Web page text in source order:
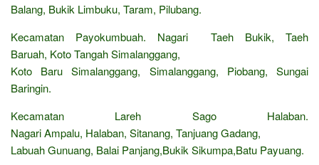
Balang, Bukik Limbuku, Taram, Pilubang.
Kecamatan Payokumbuah. Nagari Taeh Bukik, Taeh
Baruah, Koto Tangah Simalanggang,
Koto Baru Simalanggang, Simalanggang, Piobang, Sungai
Baringin.
Kecamatan Lareh Sago Halaban.
Nagari Ampalu, Halaban, Sitanang, Tanjuang Gadang,
Labuah Gunuang, Balai Panjang,Bukik Sikumpa,Batu Payuang.